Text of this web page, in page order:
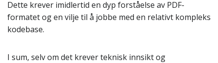
Dette krever imidlertid en dyp forståelse av PDF-
formatet og en vilje til å jobbe med en relativt kompleks
kodebase.
I sum, selv om det krever teknisk innsikt og